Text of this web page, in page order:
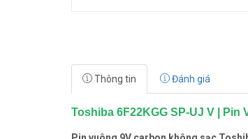
Thông tin Đánh giá
Toshiba 6F22KGG SP-UJ V | Pin